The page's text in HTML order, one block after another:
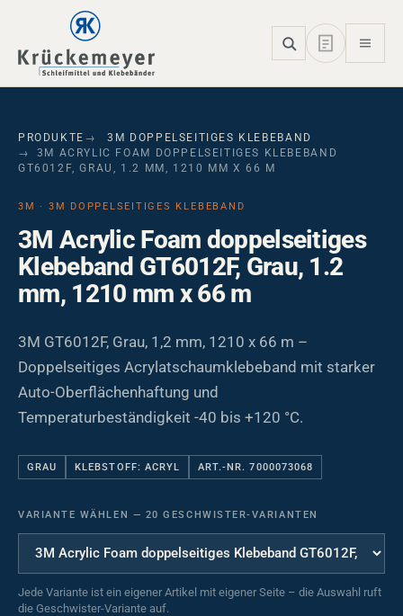
Skip to main navigation
Skip to main content
Skip to page footer
PRODUKTE
3M DOPPELSEITIGES KLEBEBAND
3M ACRYLIC FOAM DOPPELSEITIGES KLEBEBAND
GT6012F, GRAU, 1.2 MM, 1210 MM X 66 M
3M · 3M DOPPELSEITIGES KLEBEBAND
3M Acrylic Foam doppelseitiges
Klebeband GT6012F, Grau, 1.2
mm, 1210 mm x 66 m
3M GT6012F, Grau, 1,2 mm, 1210 x 66 m –
Doppelseitiges Acrylatschaumklebeband mit starker
Auto-Oberflächenhaftung und
Temperaturbeständigkeit -40 bis +120 °C.
GRAU KLEBSTOFF: ACRYL ART.-NR. 7000073068
VARIANTE WÄHLEN — 20 GESCHWISTER-VARIANTEN
Jede Variante ist ein eigener Artikel mit eigener Seite – die Auswahl ruft
die Geschwister-Variante auf.